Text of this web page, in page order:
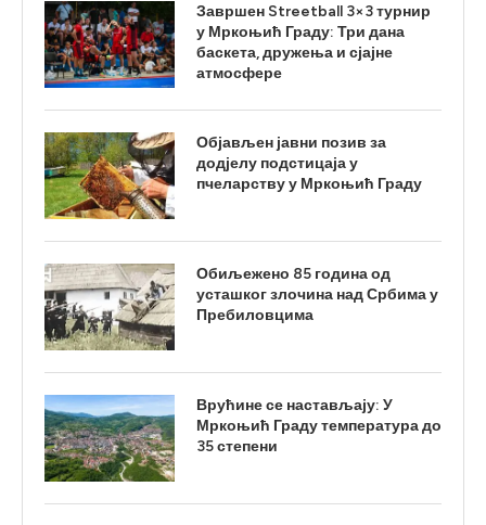
Завршен Streetball 3×3 турнир
у Мркоњић Граду: Три дана
баскета, дружења и сјајне
атмосфере
Објављен јавни позив за
додјелу подстицаја у
пчеларству у Мркоњић Граду
Обиљежено 85 година од
усташког злочина над Србима у
Пребиловцима
Врућине се настављају: У
Мркоњић Граду температура до
35 степени